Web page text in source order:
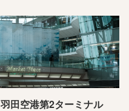
羽田空港第2ターミナル